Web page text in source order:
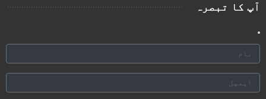
آپ کا تبصرہ